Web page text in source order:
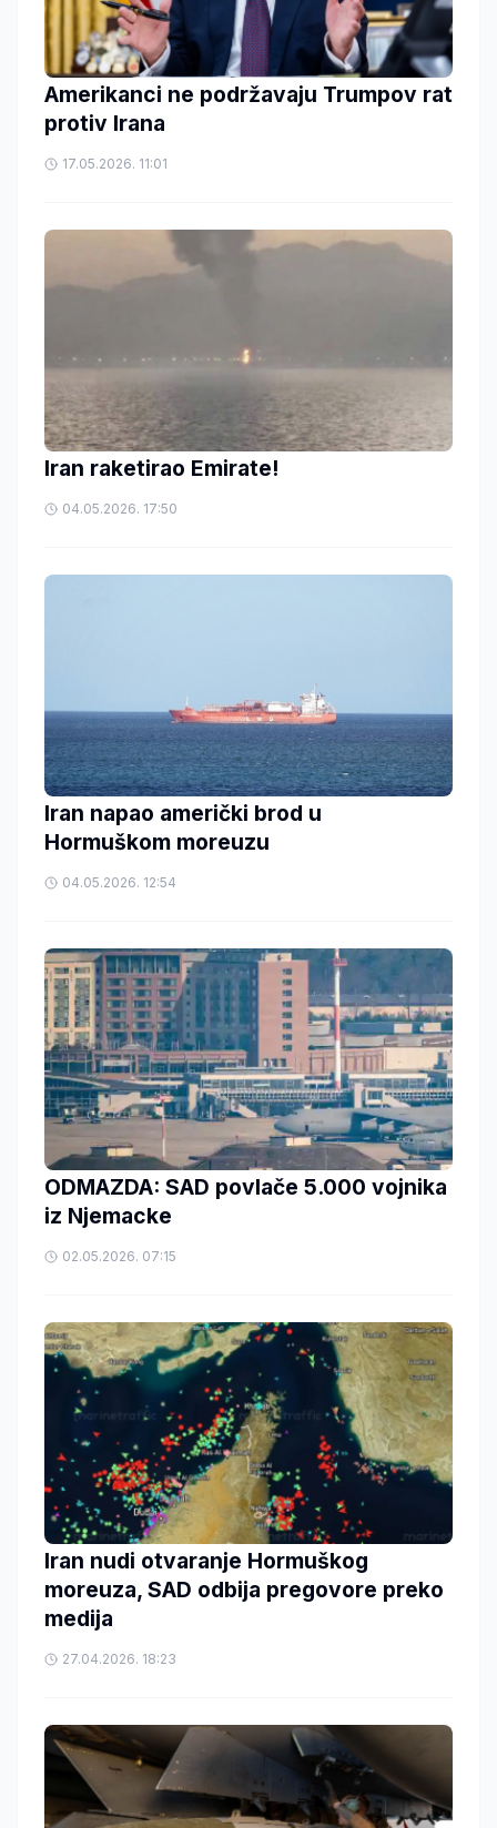
Amerikanci ne podržavaju Trumpov rat
protiv Irana
17.05.2026. 11:01
Iran raketirao Emirate!
04.05.2026. 17:50
Iran napao američki brod u
Hormuškom moreuzu
04.05.2026. 12:54
ODMAZDA: SAD povlače 5.000 vojnika
iz Njemacke
02.05.2026. 07:15
Iran nudi otvaranje Hormuškog
moreuza, SAD odbija pregovore preko
medija
27.04.2026. 18:23